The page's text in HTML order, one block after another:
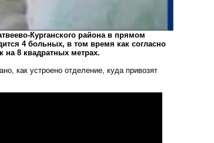
Курганского района в прямом
4 больных, в том время как согласно
8 квадратных метрах.
как устроено отделение, куда привозят